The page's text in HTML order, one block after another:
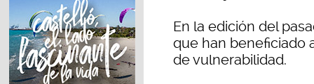
En la edición del
que han beneficiado
de vulnerabilidad.